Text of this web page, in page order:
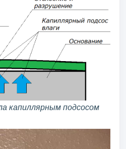
капиллярным подсосом